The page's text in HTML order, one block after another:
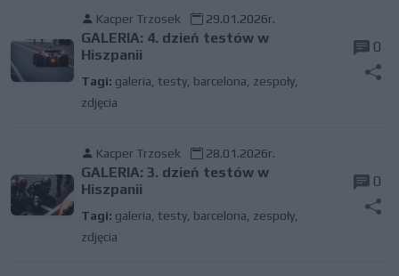
Kacper Trzosek 29.01.2026r.
GALERIA: 4. dzień testów w
Hiszpanii
Tagi: galeria testy, barcelona zespoły,
zdjęcia
0
Kacper Trzosek 28.01.2026r.
GALERIA: 3. dzień testów w
Hiszpanii
Tagi: galeria testy, barcelona zespoły,
zdjęcia
0